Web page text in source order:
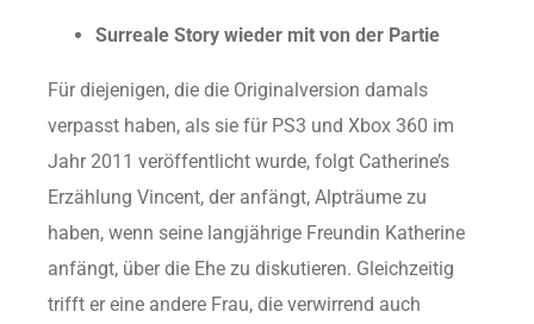
Surreale Story wieder mit von der Partie
Für diejenigen, die die Originalversion damals
verpasst haben, als sie für PS3 und Xbox 360 im
Jahr 2011 veröffentlicht wurde, folgt Catherine’s
Erzählung Vincent, der anfängt, Alpträume zu
haben, wenn seine langjährige Freundin Katherine
anfängt, über die Ehe zu diskutieren. Gleichzeitig
trifft er eine andere Frau, die verwirrend auch